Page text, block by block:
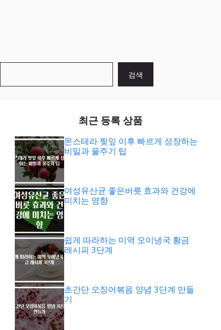
검색
최근 등록 상품
몬스테라 찢잎 이후 빠르게 성장하는
비밀과 물주기 팁
여성유산균 좋은버릇 효과와 건강에
미치는 영향
쉽게 따라하는 미역 오이냉국 황금
레시피 3단계
초간단 오징어볶음 양념 3단계 만들
기